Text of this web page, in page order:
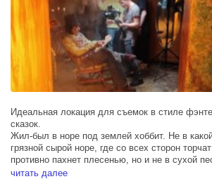
Идеальная локация для съемок в стиле
сказок.
Жил-был в норе под землей хоббит. Не в
грязной сырой норе, где со всех сторон
противно пахнет плесенью, но и не в сухой
где не на что сесть и нечего съесть. Нет, нора
читать далее